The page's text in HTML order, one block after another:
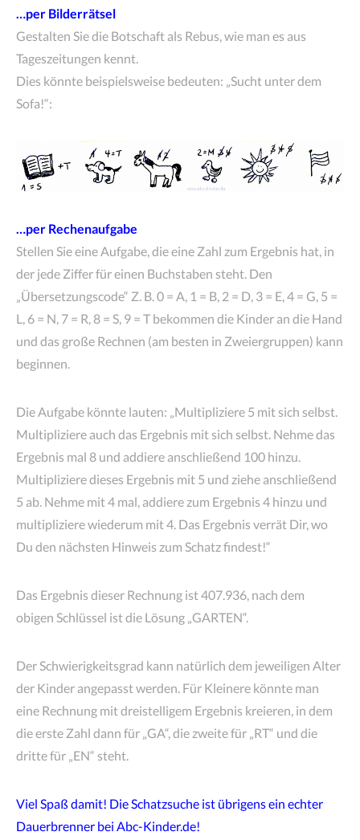
…per Bilderrätsel
Gestalten Sie die Botschaft als Rebus, wie man es aus
Tageszeitungen kennt.
Dies könnte beispielsweise bedeuten: „Sucht unter dem
Sofa!“:
…per Rechenaufgabe
Stellen Sie eine Aufgabe, die eine Zahl zum Ergebnis hat, in
der jede Ziffer für einen Buchstaben steht. Den
„Übersetzungscode“ Z. B. 0 = A, 1 = B, 2 = D, 3 = E, 4 = G, 5 =
L, 6 = N, 7 = R, 8 = S, 9 = T bekommen die Kinder an die Hand
und das große Rechnen (am besten in Zweiergruppen) kann
beginnen.
Die Aufgabe könnte lauten: „Multipliziere 5 mit sich selbst.
Multipliziere auch das Ergebnis mit sich selbst. Nehme das
Ergebnis mal 8 und addiere anschließend 100 hinzu.
Multipliziere dieses Ergebnis mit 5 und ziehe anschließend
5 ab. Nehme mit 4 mal, addiere zum Ergebnis 4 hinzu und
multipliziere wiederum mit 4. Das Ergebnis verrät Dir, wo
Du den nächsten Hinweis zum Schatz findest!“
Das Ergebnis dieser Rechnung ist 407.936, nach dem
obigen Schlüssel ist die Lösung „GARTEN“.
Der Schwierigkeitsgrad kann natürlich dem jeweiligen Alter
der Kinder angepasst werden. Für Kleinere könnte man
eine Rechnung mit dreistelligem Ergebnis kreieren, in dem
die erste Zahl dann für „GA“, die zweite für „RT“ und die
dritte für „EN“ steht.
Viel Spaß damit! Die Schatzsuche ist übrigens ein echter
Dauerbrenner bei Abc-Kinder.de!